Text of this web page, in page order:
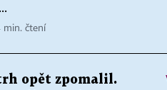
min. čtení
opět zpomalil.